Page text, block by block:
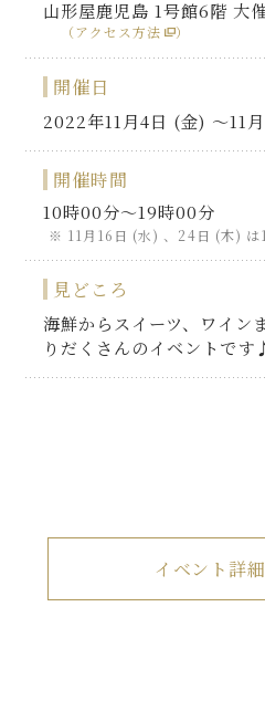
山形屋鹿児島 1号館6階 大
（アクセス方法 ）
開催日
2022年11月4日 (金) 〜11
開催時間
10時00分～19時00分
11月16日 (水) 、24日 (木)
見どころ
海鮮からスイーツ、ワイン
りだくさんのイベントです
イベント詳